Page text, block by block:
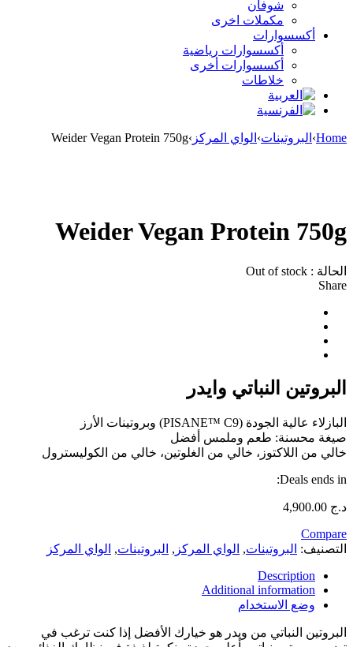
شوفان
مكملات اخرى
أكسسوارات
أكسسوارات رياضية
أكسسوارات أخرى
خلاطات
Home
› البروتينات› الواي المركز ›
Weider Vegan Protein 750g
Weider Vegan Protein 750g
الحالة : Out of stock
Share
البروتين النباتي وايدر
البازلاء عالية الجودة (PISANE™ C9) وبروتينات الأرز
صيغة محسنة: طعم وملمس أفضل
خالي من اللاكتوز، خالي من الغلوتين، خالي من الكوليسترول
Deals ends in:
د.ج
Compare
التصنيف: البروتينات, الواي المركز , البروتينات, الواي المركز
Description
Additional information
وضع الاستخدام
البروتين النباتي من ويدر هو خيارك الأفضل إذا كنت ترغب في